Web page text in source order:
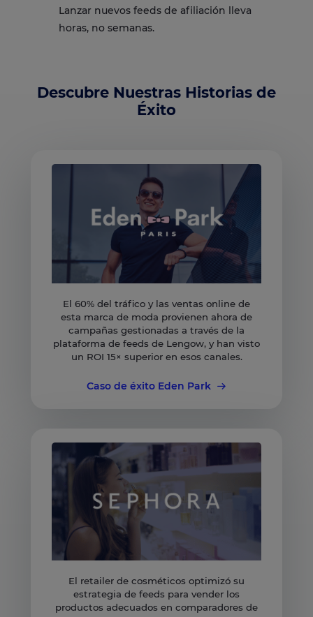
Lanzar nuevos feeds de afiliación lleva
horas, no semanas.
Descubre Nuestras Historias de
Éxito
El 60% del tráfico y las ventas online de
esta marca de moda provienen ahora de
campañas gestionadas a través de la
plataforma de feeds de Lengow, y han visto
un ROI 15× superior en esos canales.
Caso de éxito Eden Park
El retailer de cosméticos optimizó su
estrategia de feeds para vender los
productos adecuados en comparadores de